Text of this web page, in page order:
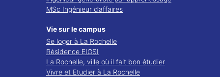
MSc Ingénieur d’affaires
Vie sur le campus
Se loger à La Rochelle
Résidence EIGSI
La Rochelle, ville où il fait bon étudier
Vivre et Etudier à La Rochelle